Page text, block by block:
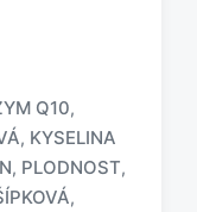
Q10,
, KYSELINA
, PLODNOST,
,